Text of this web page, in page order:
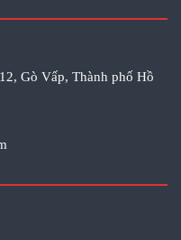
Gò Vấp, Thành phố Hồ